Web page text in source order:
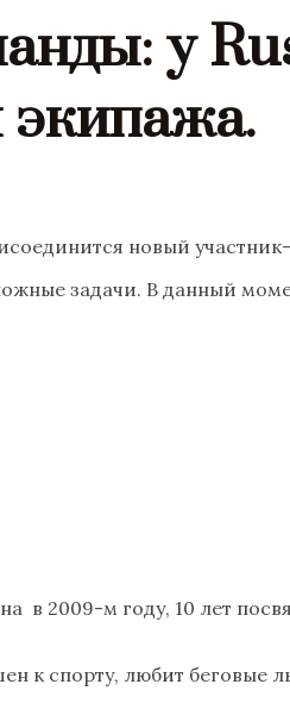
у
новый
задачи. В данный
2009-м году, 10 лет
к спорту, любит беговые